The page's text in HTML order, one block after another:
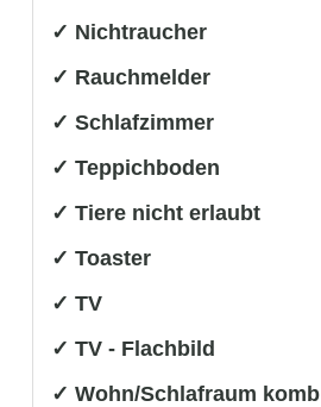
✓ Nichtraucher
✓ Rauchmelder
✓ Schlafzimmer
✓ Teppichboden
✓ Tiere nicht erlaubt
✓ Toaster
✓ TV
✓ TV - Flachbild
✓ Wohn/Schlafraum komb